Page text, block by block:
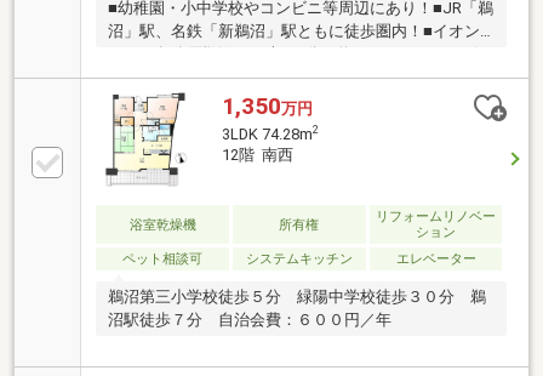
■幼稚園・小中学校やコンビニ等周辺にあり！■JR「鵜
沼」駅、名鉄「新鵜沼」駅ともに徒歩圏内！■イオン
育細則あり■駐車場代5000円■駐輪場シール代300円
（一台）
1,350万円
3LDK 74.28m2
12階 南西
浴室乾燥機 所有権
リフォームリノベー
ション
ペット相談可
システムキッチン エレベーター
鵜沼第三小学校徒歩５分 緑陽中学校徒歩３０分 鵜
沼駅徒歩７分 自治会費：６００円／年